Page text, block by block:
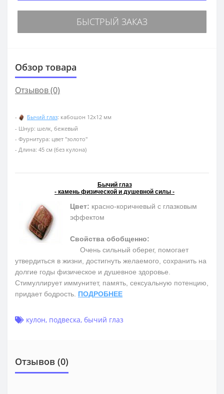
БЫСТРЫЙ ЗАКАЗ
Обзор товара
Отзывов (0)
- Бычий глаз: кабошон 12х12 мм
- Шнур: шелк, бежевый
- Фурнитура: цвет "золото"
- Длина: 45 см (без кулона)
Бычий глаз
- камень физической и душевной силы -
Цвет: красно-коричневый с глазковым
эффектом
Свойства обобщенно:
Очень сильный оберег, помогает
утвердиться в жизни, достигнуть желаемого, сохранить на
долгие годы физическое и душевное здоровье.
Cтимуллирует иммунитет, память, сексуальную потенцию,
придает бодрость. ПОДРОБНЕЕ
кулон, подвеска, бычий глаз
Отзывов (0)